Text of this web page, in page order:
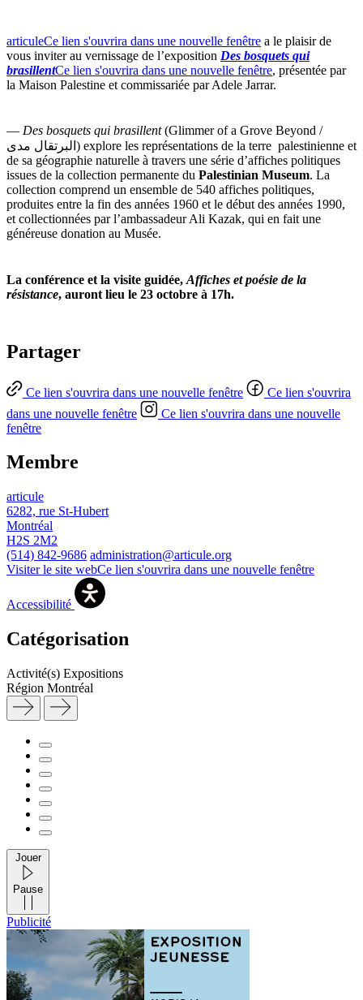
articuleCe lien s'ouvrira dans une nouvelle fenêtre a le plaisir de
vous inviter au vernissage de l’exposition Des bosquets qui
brasillentCe lien s'ouvrira dans une nouvelle fenêtre, présentée par
la Maison Palestine et commissariée par Adele Jarrar.
— Des bosquets qui brasillent(Glimmer of a Grove Beyond /
البرتقال مدى) explore les représentations de la terre palestinienne et
de sa géographie naturelle à travers une série d’affiches politiques
issues de la collection permanente du Palestinian Museum. La
collection comprend un ensemble de 540 affiches politiques,
produites entre la fin des années 1960 et le début des années 1990,
et collectionnées par l’ambassadeur Ali Kazak, qui en fait une
généreuse donation au Musée.
La conférence et la visite guidée, Affiches et poésie de la
résistance, auront lieu le 23 octobre à 17h.
Partager
Ce lien s'ouvrira dans une nouvelle fenêtre
Ce lien s'ouvrira
dans une nouvelle fenêtre
Ce lien s'ouvrira dans une nouvelle
fenêtre
Membre
articule
6282, rue St-Hubert
Montréal
H2S 2M2
(514) 842-9686 administration@articule.org
Visiter le site webCe lien s'ouvrira dans une nouvelle fenêtre
Accessibilité
Catégorisation
Activité(s) Expositions
Région Montréal
Jouer
Pause
Publicité